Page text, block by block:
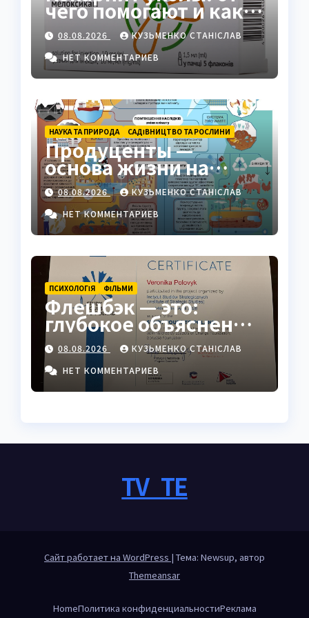
чего помогают и как
работают
08.08.2026
КУЗЬМЕНКО СТАНІСЛАВ
НЕТ КОММЕНТАРИЕВ
НАУКА ТА ПРИРОДА САДІВНИЦТВО ТА РОСЛИНИ
Продуценты —
основа жизни на
Земле: полный гид
08.08.2026
КУЗЬМЕНКО СТАНІСЛАВ
НЕТ КОММЕНТАРИЕВ
ПСИХОЛОГІЯ ФІЛЬМИ
Флешбэк — это:
глубокое объяснение
явления в
психологии, кино и
жизни
08.08.2026
КУЗЬМЕНКО СТАНІСЛАВ
НЕТ КОММЕНТАРИЕВ
TV_TE
Сайт работает на WordPress | Тема: Newsup, автор
Themeansar
HomeПолитика конфиденциальностиРеклама